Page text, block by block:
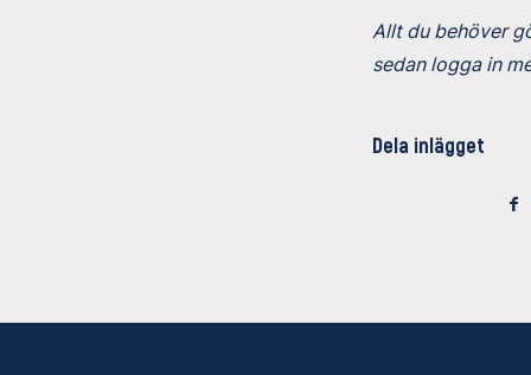
Allt du behöver
sedan logga in
Dela inlägget